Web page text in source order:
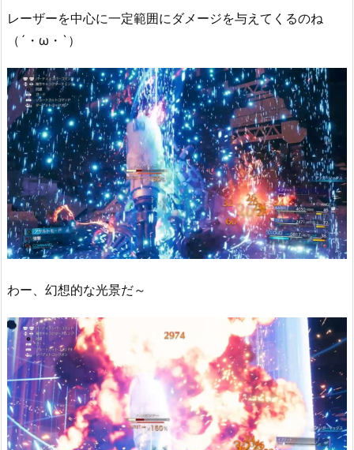
レーザーを中心に一定範囲にダメージを与えてくるのね
（´・ω・`）
わー、幻想的な光景だ～